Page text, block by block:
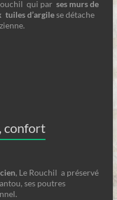
qui par ses murs de
tuiles d’argilese détache
confort
, Le Rouchil a préservé
ses poutres